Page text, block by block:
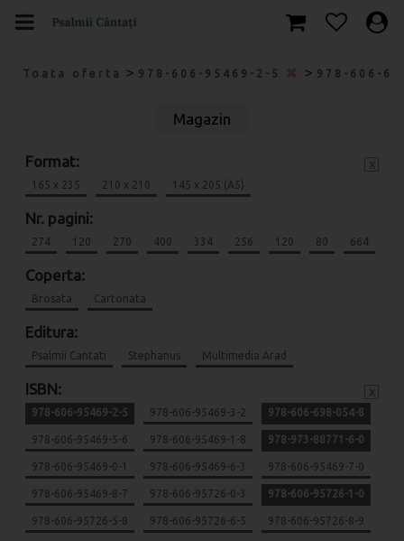
Toata oferta > 978-606-95469-2-5 > 978-606-
Magazin
Format:
165 x 235 210 x 210 145 x 205 (A5)
Nr. pagini:
274 120 270 400 334 256 120 80 664
Coperta:
Brosata Cartonata
Editura:
Psalmii Cantati Stephanus Multimedia Arad
ISBN:
978-606-95469-2-5 978-606-95469-3-2 978-606-698-054-8
978-606-95469-5-6 978-606-95469-1-8 978-973-88771-6-0
978-606-95469-0-1 978-606-95469-6-3 978-606-95469-7-0
978-606-95469-8-7 978-606-95726-0-3 978-606-95726-1-0
978-606-95726-5-8 978-606-95726-6-5 978-606-95726-8-9